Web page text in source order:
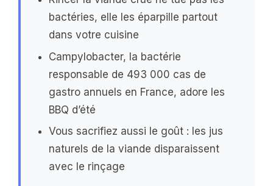
bactéries, elle les éparpille partout
dans votre cuisine
Campylobacter, la bactérie
responsable de 493 000 cas de
gastro annuels en France, adore les
BBQ d’été
Vous sacrifiez aussi le goût : les jus
naturels de la viande disparaissent
avec le rinçage